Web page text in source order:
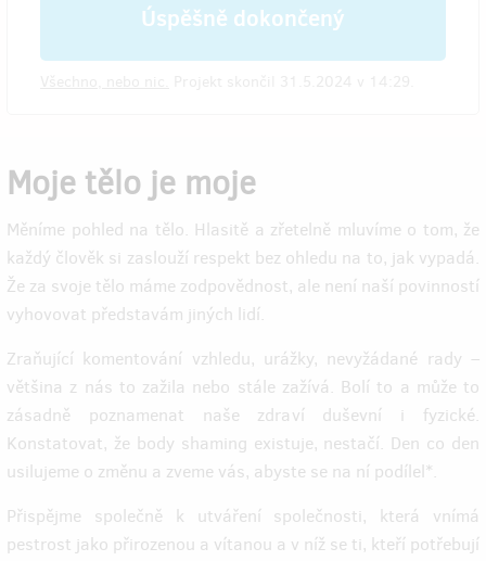
Úspěšně dokončený
Moje tělo je moje
Měníme pohled na tělo. Hlasitě a zřetelně mluvíme o tom, že
každý člověk si zaslouží respekt bez ohledu na to, jak vypadá.
Že za svoje tělo máme zodpovědnost, ale není naší povinností
vyhovovat představám jiných lidí.
Zraňující komentování vzhledu, urážky, nevyžádané rady –
většina z nás to zažila nebo stále zažívá. Bolí to a může to
zásadně poznamenat naše zdraví duševní i fyzické.
Konstatovat, že body shaming existuje, nestačí. Den co den
usilujeme o změnu a zveme vás, abyste se na ní podílel*.
Přispějme společně k utváření společnosti, která vnímá
pestrost jako přirozenou a vítanou a v níž se ti, kteří potřebují